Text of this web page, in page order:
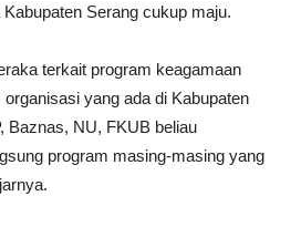
Serang cukup maju.
terkait program keagamaan
yang ada di Kabupaten
Baznas, NU, FKUB beliau
program masing-masing yang